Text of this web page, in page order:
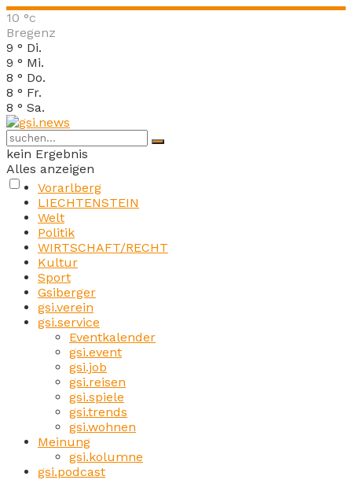
10 °c
Bregenz
9 ° Di.
9 ° Mi.
8 ° Do.
8 ° Fr.
8 ° Sa.
kein Ergebnis
Alles anzeigen
Vorarlberg
LIECHTENSTEIN
Welt
Politik
WIRTSCHAFT/RECHT
Kultur
Sport
Gsiberger
gsi.verein
gsi.service
Eventkalender
gsi.event
gsi.job
gsi.reisen
gsi.spiele
gsi.trends
gsi.wohnen
Meinung
gsi.kolumne
gsi.podcast